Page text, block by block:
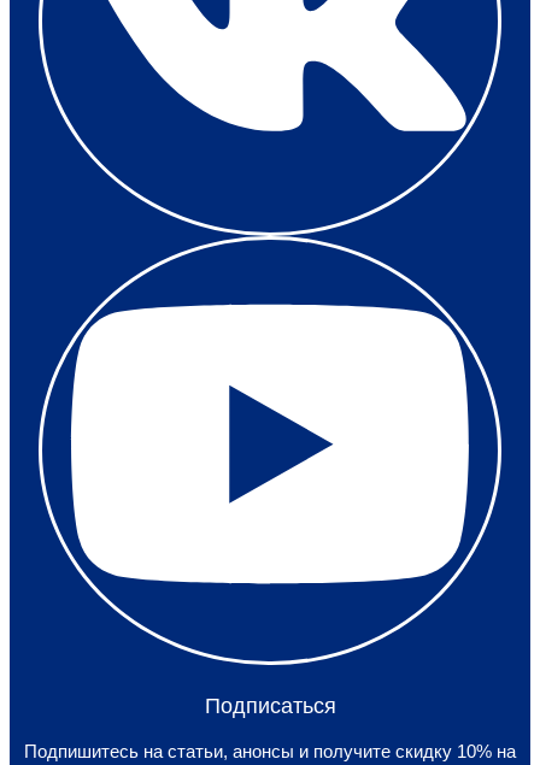
Подписаться
Подпишитесь на статьи, анонсы и получите скидку 10% на